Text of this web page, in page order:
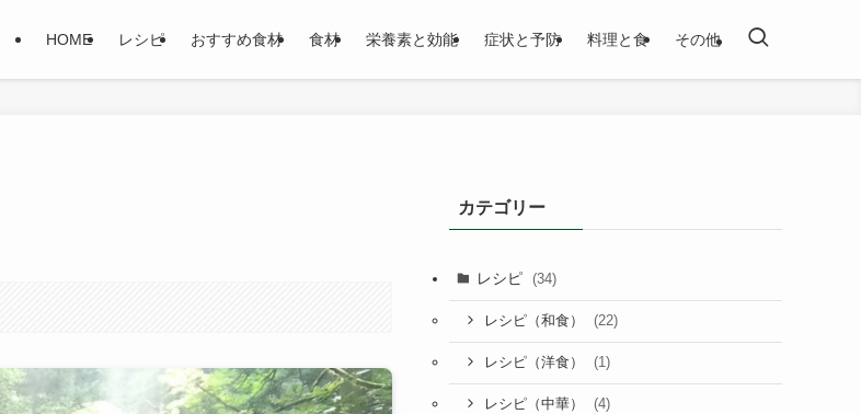
HOME レシピ おすすめ食材 食材 栄養素と効能 症状と予防 料理と食 その他
カテゴリー
レシピ (34)
レシピ（和食） (22)
レシピ（洋食） (1)
レシピ（中華） (4)